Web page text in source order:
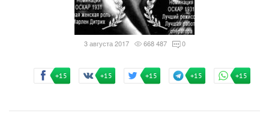
3 августа 2017 668 487 0
+15 +15 +15 +15 +15